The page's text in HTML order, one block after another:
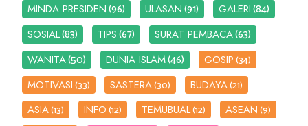
MINDA PRESIDEN(96) ULASAN(91) GALERI(84)
SOSIAL(83) TIPS(67) SURAT PEMBACA(63)
WANITA(50) DUNIA ISLAM(46) GOSIP(34)
MOTIVASI(33) SASTERA(30) BUDAYA(21)
ASIA(13) INFO(12) TEMUBUAL(12) ASEAN(9)